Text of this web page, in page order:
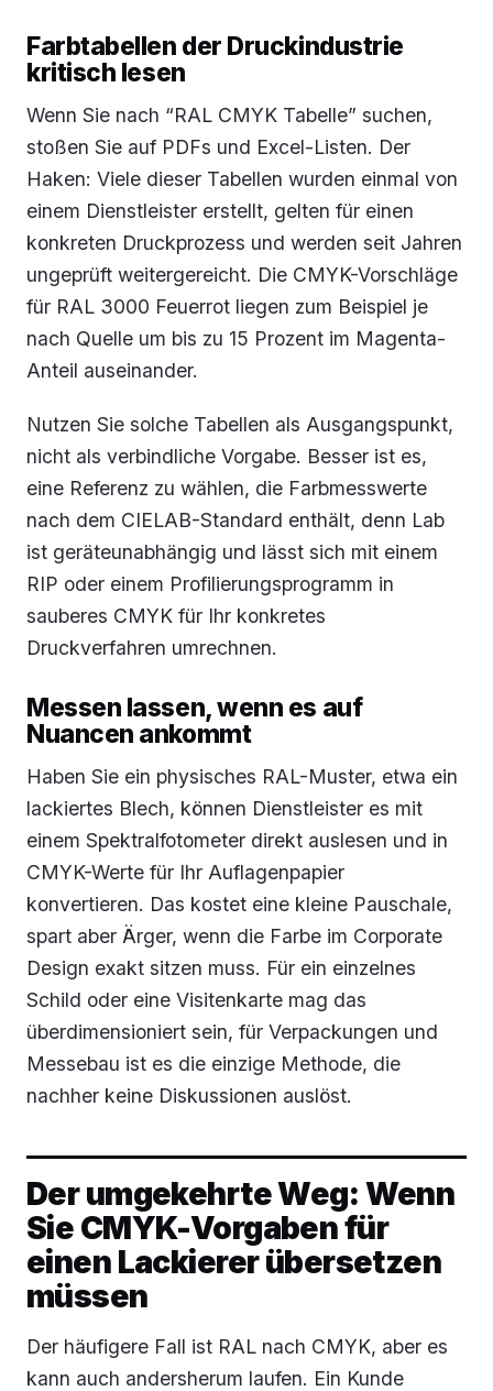
Farbtabellen der Druckindustrie
kritisch lesen
Wenn Sie nach “RAL CMYK Tabelle” suchen,
stoßen Sie auf PDFs und Excel-Listen. Der
Haken: Viele dieser Tabellen wurden einmal von
einem Dienstleister erstellt, gelten für einen
konkreten Druckprozess und werden seit Jahren
ungeprüft weitergereicht. Die CMYK-Vorschläge
für RAL 3000 Feuerrot liegen zum Beispiel je
nach Quelle um bis zu 15 Prozent im Magenta-
Anteil auseinander.
Nutzen Sie solche Tabellen als Ausgangspunkt,
nicht als verbindliche Vorgabe. Besser ist es,
eine Referenz zu wählen, die Farbmesswerte
nach dem CIELAB-Standard enthält, denn Lab
ist geräteunabhängig und lässt sich mit einem
RIP oder einem Profilierungsprogramm in
sauberes CMYK für Ihr konkretes
Druckverfahren umrechnen.
Messen lassen, wenn es auf
Nuancen ankommt
Haben Sie ein physisches RAL-Muster, etwa ein
lackiertes Blech, können Dienstleister es mit
einem Spektralfotometer direkt auslesen und in
CMYK-Werte für Ihr Auflagenpapier
konvertieren. Das kostet eine kleine Pauschale,
spart aber Ärger, wenn die Farbe im Corporate
Design exakt sitzen muss. Für ein einzelnes
Schild oder eine Visitenkarte mag das
überdimensioniert sein, für Verpackungen und
Messebau ist es die einzige Methode, die
nachher keine Diskussionen auslöst.
Der umgekehrte Weg: Wenn
Sie CMYK-Vorgaben für
einen Lackierer übersetzen
müssen
Der häufigere Fall ist RAL nach CMYK, aber es
kann auch andersherum laufen. Ein Kunde